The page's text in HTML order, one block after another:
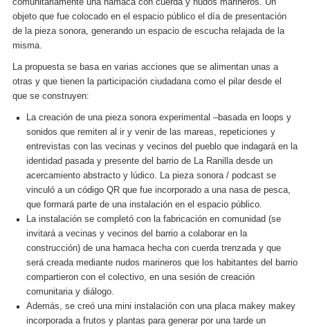
objeto que fue colocado en el espacio público el día de presentación
de la pieza sonora, generando un espacio de escucha relajada de la
misma.
La propuesta se basa en varias acciones que se alimentan unas a
otras y que tienen la participación ciudadana como el pilar desde el
que se construyen:
La creación de una pieza sonora experimental –basada en loops y
sonidos que remiten al ir y venir de las mareas, repeticiones y
entrevistas con las vecinas y vecinos del pueblo que indagará en la
identidad pasada y presente del barrio de La Ranilla desde un
acercamiento abstracto y lúdico. La pieza sonora / podcast se
vinculó a un código QR que fue incorporado a una nasa de pesca,
que formará parte de una instalación en el espacio público.
La instalación se completó con la fabricación en comunidad (se
invitará a vecinas y vecinos del barrio a colaborar en la
construcción) de una hamaca hecha con cuerda trenzada y que
será creada mediante nudos marineros que los habitantes del barrio
compartieron con el colectivo, en una sesión de creación
comunitaria y diálogo.
Además, se creó una mini instalación con una placa makey makey
incorporada a frutos y plantas para generar por una tarde un